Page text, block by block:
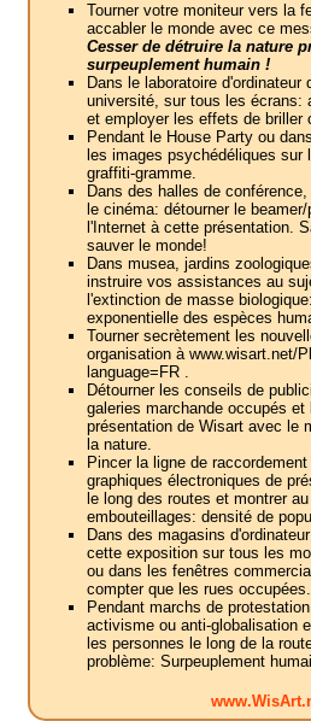
Tourner votre moniteur vers la
accabler le monde avec ce
Cesser de détruire la nature
surpeuplement humain !
Dans le laboratoire d'ordinateur
université, sur tous les écrans:
et employer les effets de briller
Pendant le House Party ou
les images psychédéliques sur
graffiti-gramme.
Dans des halles de
le cinéma: détourner le
l'Internet à cette présentation.
sauver le monde!
Dans musea, jardins
instruire vos assistances au
l'extinction de masse
exponentielle des espèces
Tourner secrètement les
organisation à www.wisart.net/
language=FR .
Détourner les conseils de
galeries marchande occupés
présentation de Wisart avec le
la nature.
Pincer la ligne de
graphiques électroniques de
le long des routes et montrer
embouteillages: densité de
Dans des magasins
cette exposition sur tous les
ou dans les fenêtres
compter que les rues occupées.
Pendant marchs de
activisme ou anti-globalisation
les personnes le long de la
problème: Surpeuplement